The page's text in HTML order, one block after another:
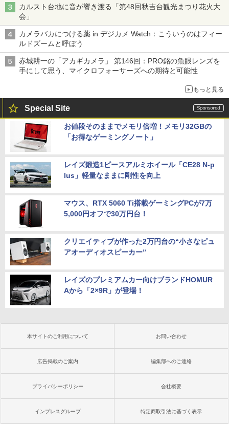
カルスト台地に音が響き渡る「第48回秋吉台観光まつり花火大
会」
カメラバカにつける薬 in デジカメ Watch：こういうのはフィー
ルドズームと呼ぼう
赤城耕一の「アカギカメラ」 第146回：PRO銘の魚眼レンズを
手にして思う、マイクロフォーサーズへの期待と可能性
もっと見る
Special Site
お値段そのままでメモリ倍増！メモリ32GBの
「お得なゲーミングノート」
レイズ鍛造1ピースアルミホイール「CE28 N-p
lus」軽量なままに剛性を向上
マウス、RTX 5060 Ti搭載ゲーミングPCが7万
5,000円オフで30万円台！
クリエイティブが作った2万円台の“小さなピュ
アオーディオスピーカー”
レイズのプレミアムカー向けブランドHOMUR
Aから「2×9R」が登場！
本サイトのご利用について お問い合わせ
広告掲載のご案内 編集部へのご連絡
プライバシーポリシー 会社概要
インプレスグループ 特定商取引法に基づく表示